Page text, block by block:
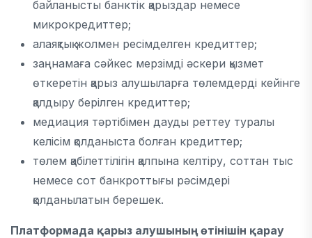
байланысты банктік қарыздар немесе
микрокредиттер;
алаяқтық жолмен ресімделген кредиттер;
заңнамаға сәйкес мерзімді әскери қызмет
өткеретін қарыз алушыларға төлемдерді кейінге
қалдыру берілген кредиттер;
медиация тәртібімен дауды реттеу туралы
келісім қолданыста болған кредиттер;
төлем қабілеттілігін қалпына келтіру, соттан тыс
немесе сот банкроттығы рәсімдері
қолданылатын берешек.
Платформада қарыз алушының өтінішін қарау